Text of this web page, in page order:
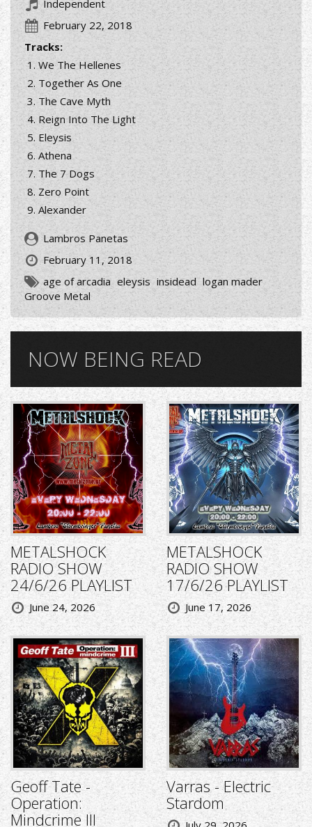
Independent
February 22, 2018
Tracks:
We The Hellenes
Together As One
The Cave Myth
Reign Into The Light
Eleysis
Athena
The 7 Dogs
Zero Point
Alexander
Lambros Panetas
February 11, 2018
age of arcadia eleysis insidead logan mader
Groove Metal
NOW BEING READ
METALSHOCK
RADIO SHOW
24/6/26 PLAYLIST
June 24, 2026
METALSHOCK
RADIO SHOW
17/6/26 PLAYLIST
June 17, 2026
Geoff Tate -
Operation:
Mindcrime III
Varras - Electric
Stardom